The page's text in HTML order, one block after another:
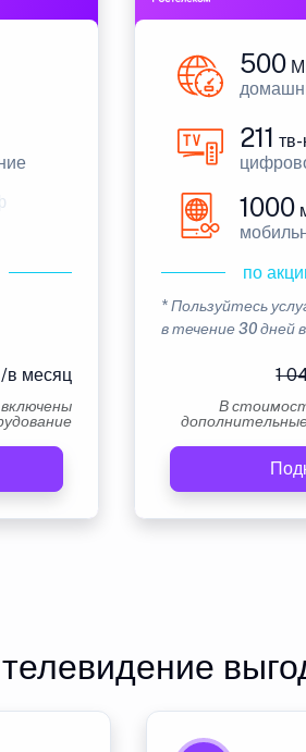
месяц
500
211
1000
по
* Пользуйтесь
в течение 30 дней
1
В